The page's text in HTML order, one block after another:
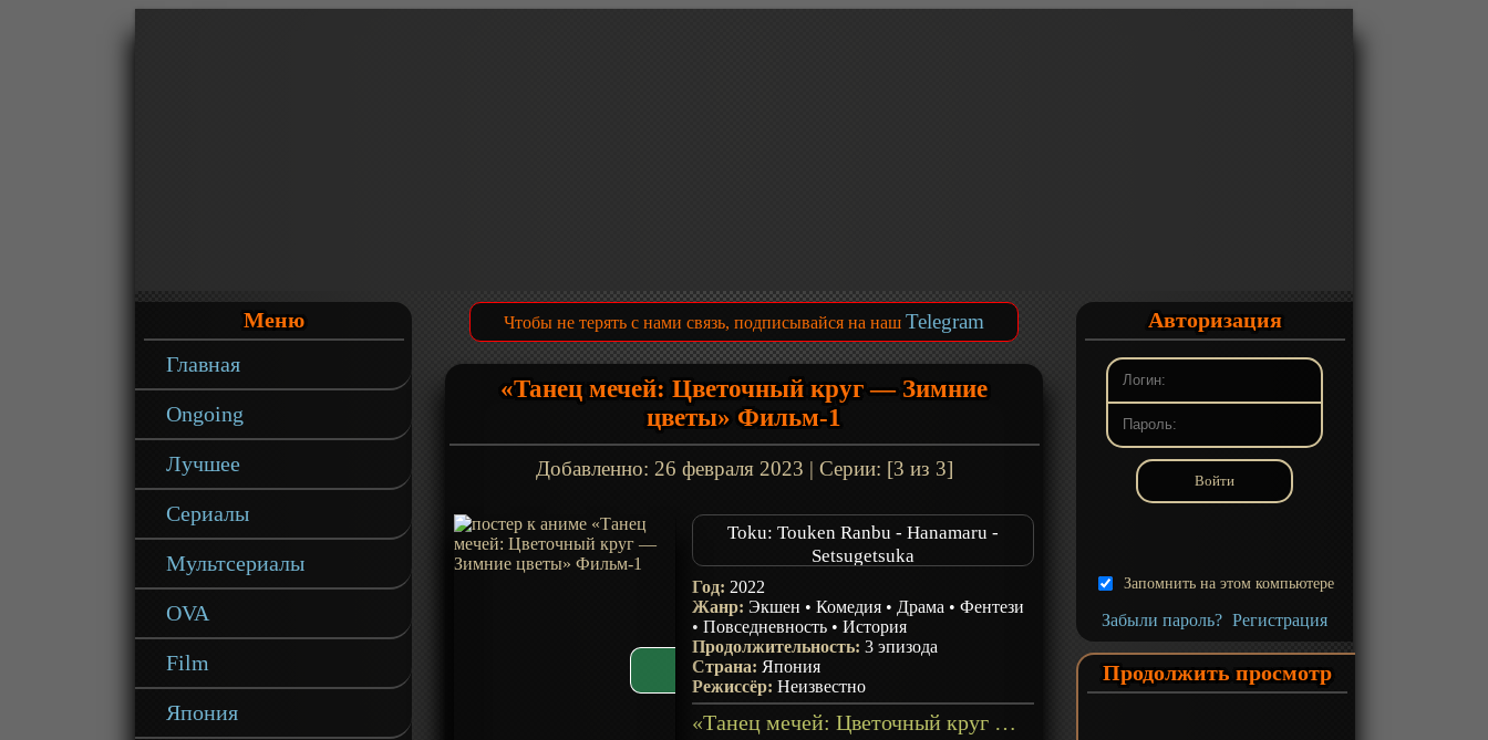
Меню
Главная
Ongoing
Лучшее
Сериалы
Мультсериалы
OVA
Film
Япония
Чтобы не терять с нами связь, подписывайся на наш Telegram
«Танец мечей: Цветочный круг — Зимние
цветы» Фильм-1
Добавленно: 26 февраля 2023 | Серии: [3 из 3]
Toku: Touken Ranbu - Hanamaru -
Setsugetsuka
Год: 2022
Жанр: Экшен •Комедия • Драма •Фентези
•Повседневность •История
Продолжительность:3 эпизода
Страна: Япония
Режиссёр:Неизвестно
«Танец мечей: Цветочный круг — Зимние цветы» Фильм-1 - описание
Авторизация
Запомнить на этом компьютере
Забыли пароль? Регистрация
Продолжить просмотр